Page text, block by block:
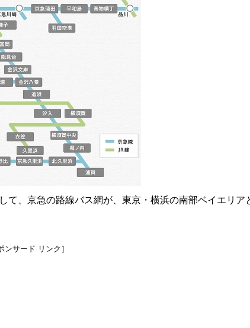
て、京急の路線バス網が、東京・横浜の南部ベイエリア
ンサード リンク］